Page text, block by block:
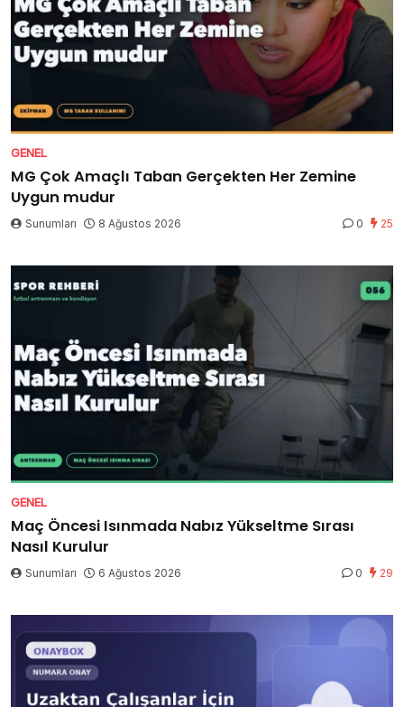
GENEL
MG Çok Amaçlı Taban Gerçekten Her Zemine
Uygun mudur
Sunumları 8 Ağustos 2026 0 25
GENEL
Maç Öncesi Isınmada Nabız Yükseltme Sırası
Nasıl Kurulur
Sunumları 6 Ağustos 2026 0 29